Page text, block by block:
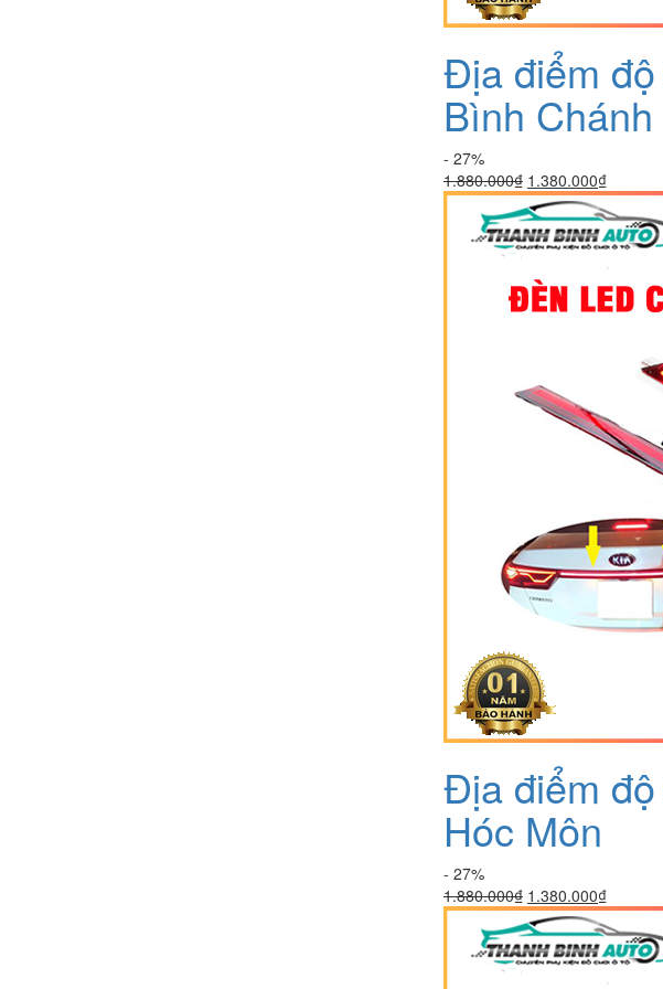
Địa điểm
Bình Chánh
- 27%
1.880.000₫ Giá
gốc
là:
1.880.000₫.
1.380.000₫Giá
hiện
tại
là:
Địa điểm
Hóc Môn
- 27%
1.880.000₫ Giá
gốc
là:
1.880.000₫.
1.380.000₫Giá
hiện
tại
là: